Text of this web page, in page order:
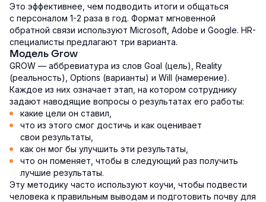
Это эффективнее, чем подводить итоги и общаться
с персоналом 1-2 раза в год. Формат мгновенной
обратной связи используют Microsoft, Adobe и Google. HR-
специалисты предлагают три варианта.
Модель Grow
GROW — аббревиатура из слов Goal (цель), Reality
(реальность), Options (варианты) и Will (намерение).
Каждое из них означает этап, на котором сотруднику
задают наводящие вопросы о результатах его работы:
какие цели он ставил,
что из этого смог достичь и как оценивает
свои результаты,
как он мог бы улучшить эти результаты,
что он поменяет, чтобы в следующий раз получить
лучшие результаты.
Эту методику часто используют коучи, чтобы подвести
человека к правильным выводам и подготовить почву для